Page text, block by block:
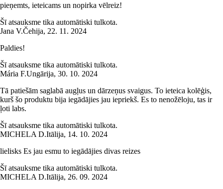
pieņemts, ieteicams un nopirka vēlreiz!
Šī atsauksme tika automātiski tulkota.
Jana V.Čehija, 22. 11. 2024
Paldies!
Šī atsauksme tika automātiski tulkota.
Mária F.Ungārija, 30. 10. 2024
Tā patiešām saglabā augļus un dārzeņus svaigus. To ieteica kolēģis,
kurš šo produktu bija iegādājies jau iepriekš. Es to nenožēloju, tas ir
ļoti labs.
Šī atsauksme tika automātiski tulkota.
MICHELA D.Itālija, 14. 10. 2024
lielisks Es jau esmu to iegādājies divas reizes
Šī atsauksme tika automātiski tulkota.
MICHELA D.Itālija, 26. 09. 2024